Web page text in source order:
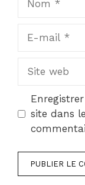
Site
site dans